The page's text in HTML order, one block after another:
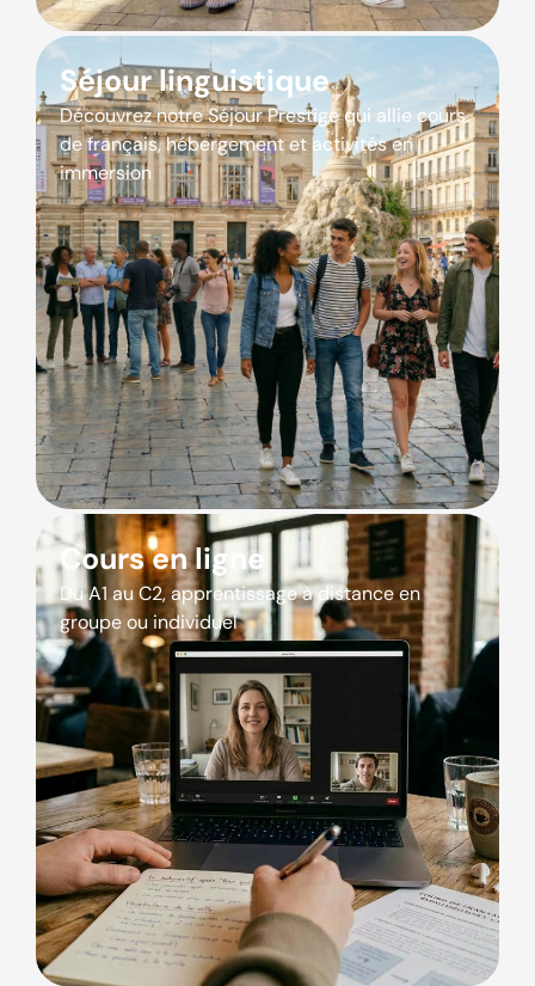
Séjour linguistique
Découvrez notre Séjour Prestige qui allie cours
de français, hébergement et activités en
immersion
Cours en ligne
Du A1 au C2, apprentissage à distance en
groupe ou individuel